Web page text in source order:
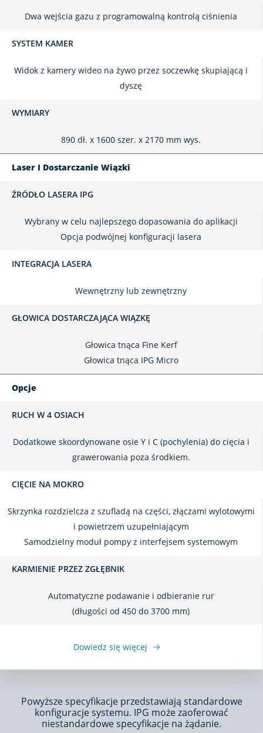
Dwa wejścia gazu z programowalną kontrolą ciśnienia
SYSTEM KAMER
Widok z kamery wideo na żywo przez soczewkę skupiającą i
dyszę
WYMIARY
890 dł. x 1600 szer. x 2170 mm wys.
Laser I Dostarczanie Wiązki
ŹRÓDŁO LASERA IPG
Wybrany w celu najlepszego dopasowania do aplikacji
Opcja podwójnej konfiguracji lasera
INTEGRACJA LASERA
Wewnętrzny lub zewnętrzny
GŁOWICA DOSTARCZAJĄCA WIĄZKĘ
Głowica tnąca Fine Kerf
Głowica tnąca IPG Micro
Opcje
RUCH W 4 OSIACH
Dodatkowe skoordynowane osie Y i C (pochylenia) do cięcia i
grawerowania poza środkiem.
CIĘCIE NA MOKRO
Skrzynka rozdzielcza z szufladą na części, złączami wylotowymi
i powietrzem uzupełniającym
Samodzielny moduł pompy z interfejsem systemowym
KARMIENIE PRZEZ ZGŁĘBNIK
Automatyczne podawanie i odbieranie rur
(długości od 450 do 3700 mm)
Dowiedz się więcej
Powyższe specyfikacje przedstawiają standardowe
konfiguracje systemu. IPG może zaoferować
niestandardowe specyfikacje na żądanie.